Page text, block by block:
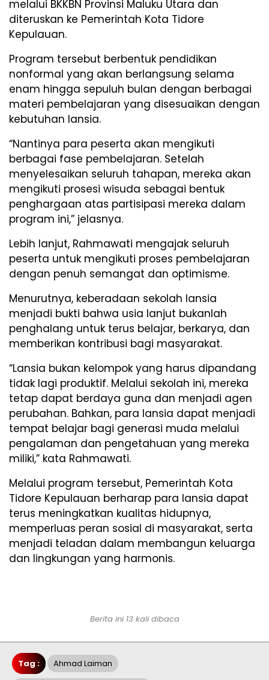
melalui BKKBN Provinsi Maluku Utara dan
diteruskan ke Pemerintah Kota Tidore
Kepulauan.
Program tersebut berbentuk pendidikan
nonformal yang akan berlangsung selama
enam hingga sepuluh bulan dengan berbagai
materi pembelajaran yang disesuaikan dengan
kebutuhan lansia.
“Nantinya para peserta akan mengikuti
berbagai fase pembelajaran. Setelah
menyelesaikan seluruh tahapan, mereka akan
mengikuti prosesi wisuda sebagai bentuk
penghargaan atas partisipasi mereka dalam
program ini,” jelasnya.
Lebih lanjut, Rahmawati mengajak seluruh
peserta untuk mengikuti proses pembelajaran
dengan penuh semangat dan optimisme.
Menurutnya, keberadaan sekolah lansia
menjadi bukti bahwa usia lanjut bukanlah
penghalang untuk terus belajar, berkarya, dan
memberikan kontribusi bagi masyarakat.
“Lansia bukan kelompok yang harus dipandang
tidak lagi produktif. Melalui sekolah ini, mereka
tetap dapat berdaya guna dan menjadi agen
perubahan. Bahkan, para lansia dapat menjadi
tempat belajar bagi generasi muda melalui
pengalaman dan pengetahuan yang mereka
miliki,” kata Rahmawati.
Melalui program tersebut, Pemerintah Kota
Tidore Kepulauan berharap para lansia dapat
terus meningkatkan kualitas hidupnya,
memperluas peran sosial di masyarakat, serta
menjadi teladan dalam membangun keluarga
dan lingkungan yang harmonis.
Berita ini 13 kali dibaca
Tag : Ahmad Laiman